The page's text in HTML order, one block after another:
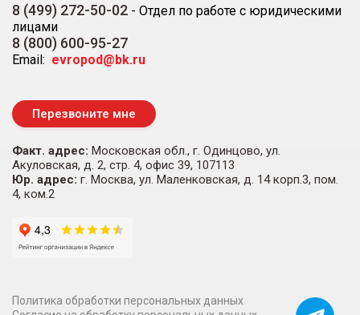
8 (499) 272-50-02 - Отдел по работе с юридическими
лицами
8 (800) 600-95-27
Email: evropod@bk.ru
Перезвоните мне
Факт. адрес: Московская обл., г. Одинцово, ул.
Акуловская, д. 2, стр. 4, офис 39, 107113
Юр. адрес: г. Москва, ул. Маленковская, д. 14 корп.3, пом.
4, ком.2
Политика обработки персональных данных